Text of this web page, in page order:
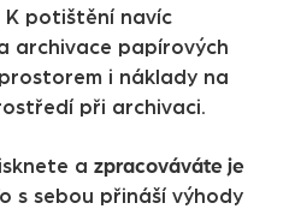
K potištění navíc
archivace papírových
i náklady na
při archivaci.
a zpracováváte je
s sebou přináší výhody